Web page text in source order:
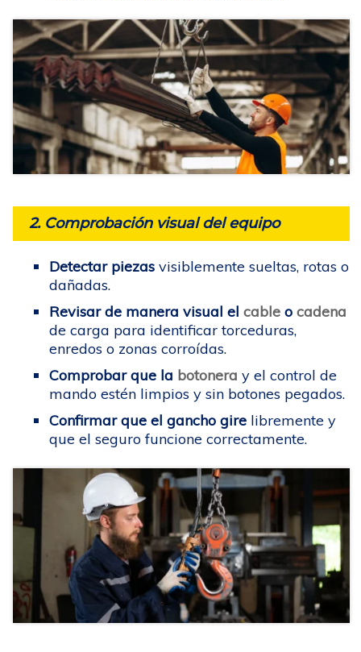
2. Comprobación visual del equipo
Detectar piezasvisiblemente sueltas, rotas o
dañadas.
Revisar de manera visual el cableo cadena
de carga para identificar torceduras,
enredos o zonas corroídas.
Comprobar que la botonera y el control de
mando estén limpios y sin botones pegados.
Confirmar que el gancho girelibremente y
que el seguro funcione correctamente.